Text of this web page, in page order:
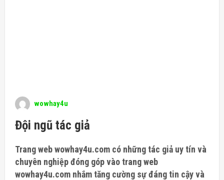
wowhay4u
Đội ngũ tác giả
Trang web wowhay4u.com có những tác giả uy tín và
chuyên nghiệp đóng góp vào trang web
wowhay4u.com nhắm tăng cường sự đáng tin cậy và